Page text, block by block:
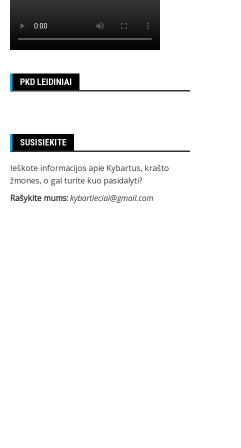
PKD LEIDINIAI
SUSISIEKITE
Ieškote informacijos apie Kybartus, krašto
žmones, o gal turite kuo pasidalyti?
Rašykite mums:kybartieciai@gmail.com